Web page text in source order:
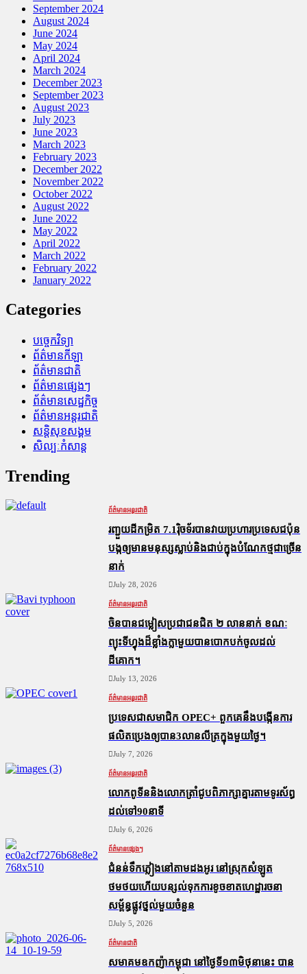
September 2024
August 2024
June 2024
May 2024
April 2024
March 2024
December 2023
September 2023
August 2023
July 2023
June 2023
March 2023
February 2023
December 2022
November 2022
October 2022
August 2022
June 2022
May 2022
April 2022
March 2022
February 2022
January 2022
Categories
បច្ចេកវិទ្យា
ព័ត៌មានកីឡា
ព័ត៌មានជាតិ
ព័ត៌មានផ្សេងៗ
ព័ត៌មានសេដ្ឋកិច្ច
ព័ត៌មានអន្តរជាតិ
សន្តិសុខសង្គម
សិល្បៈកំសាន្ត
Trending
ព័ត៌មានអន្តរជាតិ
រញ្ជួយដីកម្រិត​ 7.1រ៉ិចទ័របានវាយប្រហារប្រទេសជប៉ុន
បង្កឲ្យមានមនុស្សស្លាប់​និង​ជាប់ក្នុងបំណែកថ្មជាច្រើន
នាក់
July 28, 2026
ព័ត៌មានអន្តរជាតិ
ចិនបានជម្លៀសប្រជាជនជិត ២ លាននាក់ ខណៈ
ព្យុះទីហ្វុងដ៏ខ្លាំងក្លាមួយបានបោកបក់ចូលដល់
ដីគោក។
July 13, 2026
ព័ត៌មានអន្តរជាតិ
ប្រទេសជាសមាជិក OPEC+​ ពួកគេនឹងបង្កើនការ
ផលិតប្រេងឲ្យបាន3លានលីត្រក្នុងមួយថ្ងៃ។
July 7, 2026
ព័ត៌មានអន្តរជាតិ
លោកពូទីននិងលោកត្រាំជូបពិភាក្សាគ្នារតាមទូរស័ព្ធ
ដល់ទៅ90នាទី
July 6, 2026
ព័ត៌មានផ្សេងៗ
ជំនន់​ទឹកភ្លៀង​នៅ​តាម​ដងអូរ​ នៅ​ស្រុក​សំឡូត​
ថមថយ​ហើយ​បន្សល់​ទុក​ការ​ខូចខាត​ហេដ្ឋារចនា
សម្ព័ន្ធ​ផ្លូវថ្នល់​មួយ​ចំនួន
July 5, 2026
ព័ត៌មានជាតិ
សមាគមឧកញ៉ាកម្ពុជា នៅថ្ងៃទី១៣មិថុនានេះ បាន